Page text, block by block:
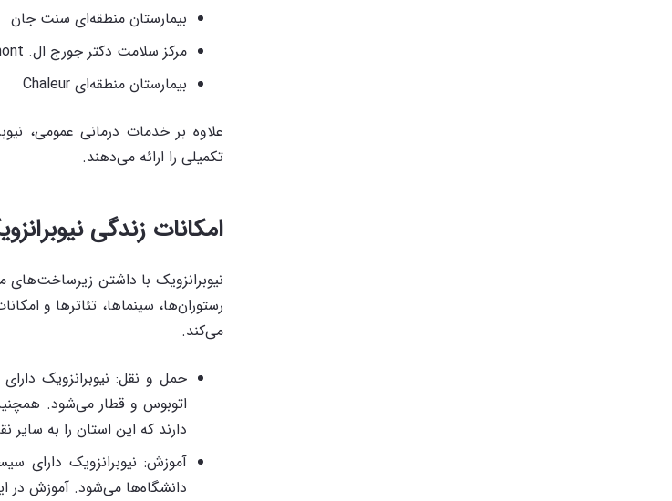
بیمارستان منطقه‌ای سنت جان
مرکز سلامت دکتر جورج ال. Dumont
بیمارستان منطقه‌ای Chaleur
علاوه بر خدمات درمانی عمومی،
تکمیلی را ارائه می‌دهند.
امکانات زندگی
نیوبرانزویک با داشتن
رستوران‌ها، سینماها، تئاترها و
می‌کند.
حمل و نقل: نیوبرانزویک
اتوبوس و قطار می‌شود.
دارند که این استان را به
آموزش: نیوبرانزویک
دانشگاه‌ها می‌شود. آموزش در